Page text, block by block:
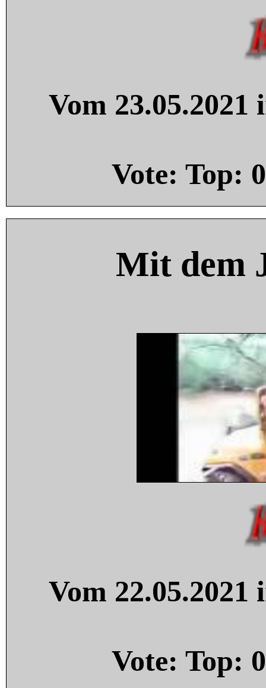
Vom
Vote: Top: 0
Mit dem
Vom
Vote: Top: 0